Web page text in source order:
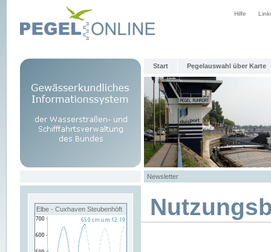
Hilfe
Start Pegelauswahl über Karte
Newsletter
Elbe - Cuxhaven Steubenhöft